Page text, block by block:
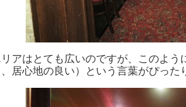
アはとても広いのですが、このよ
居心地の良い）という言葉がぴった